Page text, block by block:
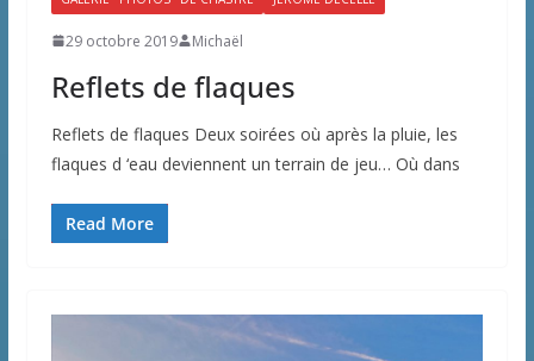
29 octobre 2019 Michaël
Reflets de flaques
Reflets de flaques Deux soirées où après la pluie, les
flaques d ‘eau deviennent un terrain de jeu… Où dans
Read More